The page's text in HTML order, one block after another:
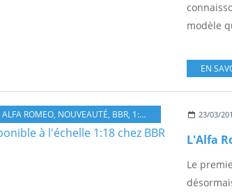
modèle
EN
ALFA ROMEO, NOUVEAUTÉ, BBR, 1:18 23/03/
Le